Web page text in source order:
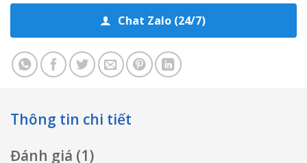
Chat Zalo (24/7)
Thông tin chi tiết
Đánh giá (1)